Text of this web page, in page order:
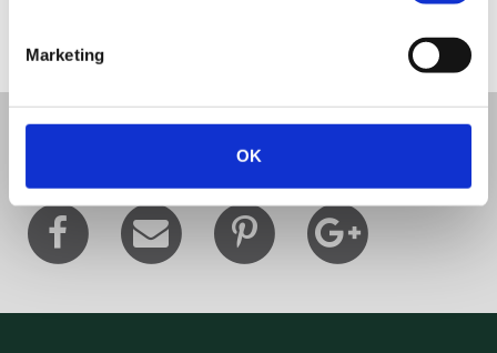
Marketing
OK
Del denne artikel med andre: